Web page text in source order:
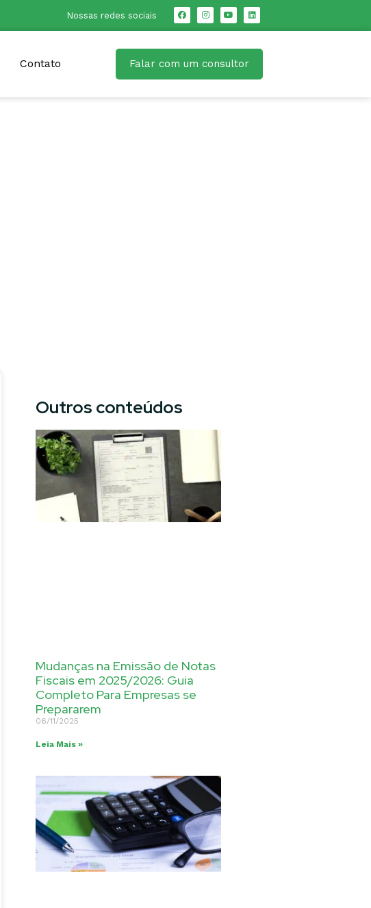
Nossas redes sociais
Contato Falar com um consultor
Outros conteúdos
Mudanças na Emissão de Notas
Fiscais em 2025/2026: Guia
Completo Para Empresas se
Prepararem
06/11/2025
Leia Mais »